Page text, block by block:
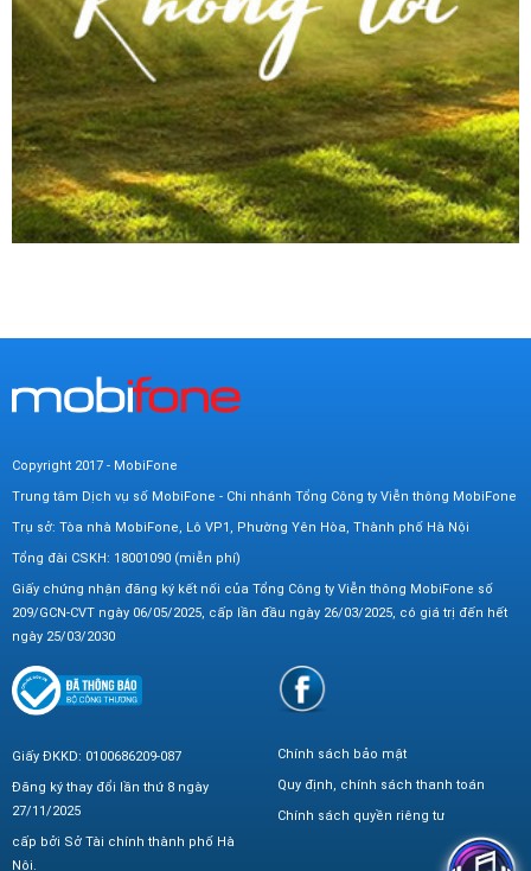
Copyright 2017 - MobiFone
Trung tâm Dịch vụ số MobiFone - Chi nhánh Tổng Công ty Viễn thông MobiFone
Trụ sở: Tòa nhà MobiFone, Lô VP1, Phường Yên Hòa, Thành phố Hà Nội
Tổng đài CSKH: 18001090 (miễn phí)
Giấy chứng nhận đăng ký kết nối của Tổng Công ty Viễn thông MobiFone số
209/GCN-CVT ngày 06/05/2025, cấp lần đầu ngày 26/03/2025, có giá trị đến hết
ngày 25/03/2030
Giấy ĐKKD: 0100686209-087
Đăng ký thay đổi lần thứ 8 ngày
27/11/2025
cấp bởi Sở Tài chính thành phố Hà
Nội.
Chính sách bảo mật
Quy định, chính sách thanh toán
Chính sách quyền riêng tư